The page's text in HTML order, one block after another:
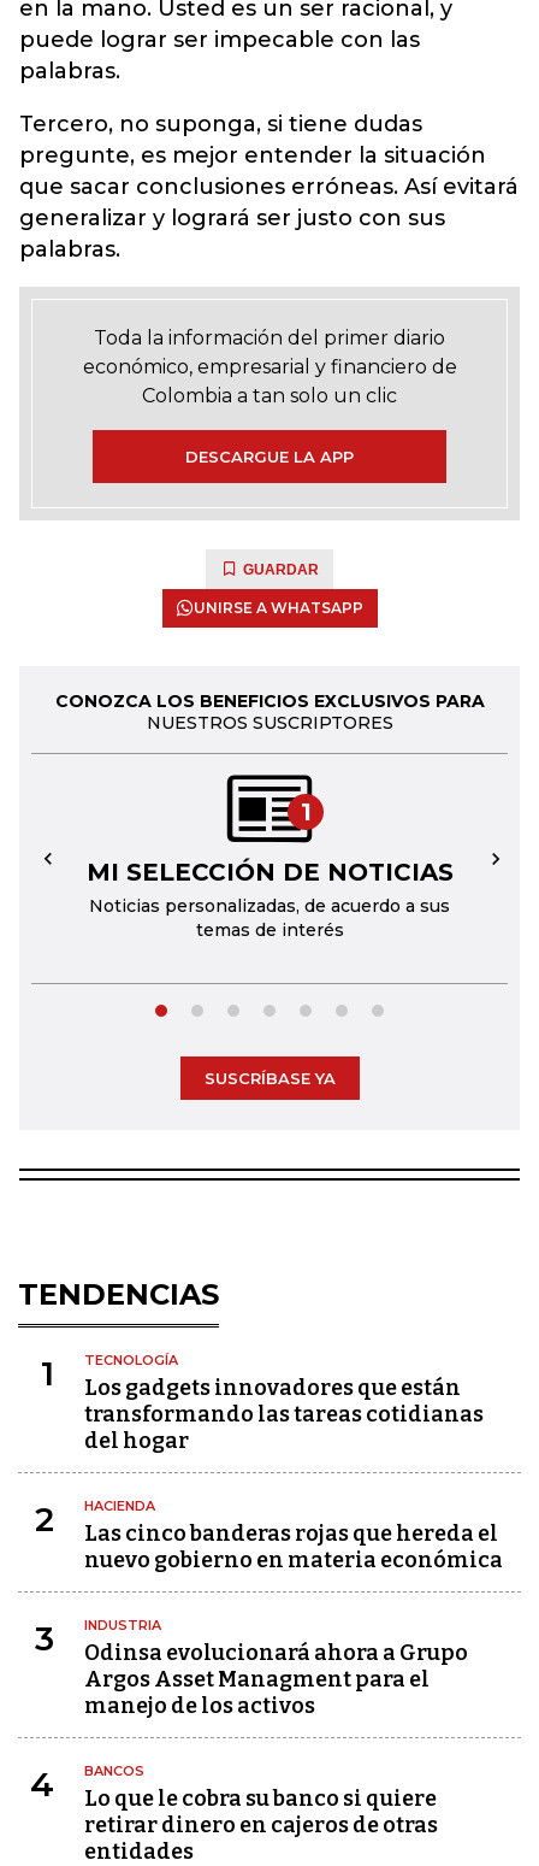
en la mano. Usted es un ser racional, y
puede lograr ser impecable con las
palabras.
Tercero, no suponga, si tiene dudas
pregunte, es mejor entender la situación
que sacar conclusiones erróneas. Así evitará
generalizar y logrará ser justo con sus
palabras.
Toda la información del primer diario
económico, empresarial y financiero de
Colombia a tan solo un clic
DESCARGUE LA APP
GUARDAR
UNIRSE A WHATSAPP
CONOZCA LOS BENEFICIOS EXCLUSIVOS PARA
NUESTROS SUSCRIPTORES
1
MI SELECCIÓN DE NOTICIAS
Noticias personalizadas, de acuerdo a sus
temas de interés
← →
SUSCRÍBASE YA
TENDENCIAS
1 TECNOLOGÍA
Los gadgets innovadores que están
transformando las tareas cotidianas
del hogar
2 HACIENDA
Las cinco banderas rojas que hereda el
nuevo gobierno en materia económica
3 INDUSTRIA
Odinsa evolucionará ahora a Grupo
Argos Asset Managment para el
manejo de los activos
4 BANCOS
Lo que le cobra su banco si quiere
retirar dinero en cajeros de otras
entidades